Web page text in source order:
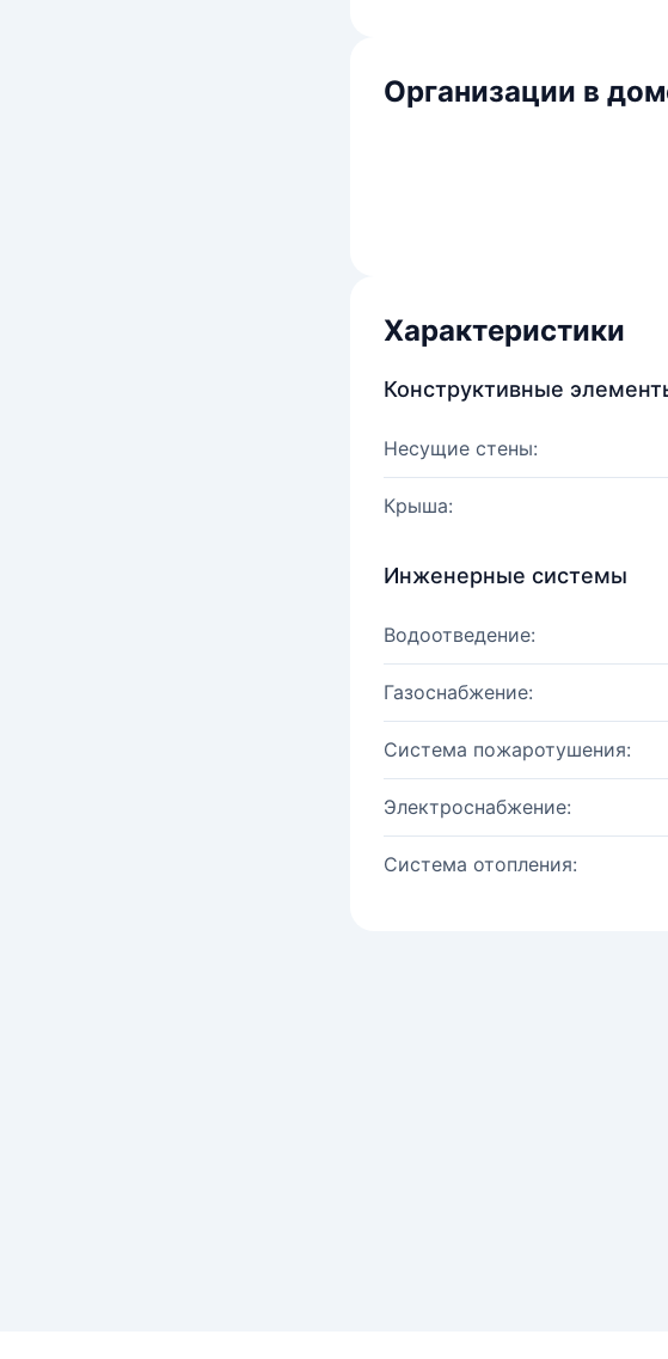
Организации в
Характеристики
Конструктивные
Несущие стены:
Крыша:
Инженерные системы
Водоотведение:
Газоснабжение:
Система пожаротушения:
Электроснабжение:
Система отопления: